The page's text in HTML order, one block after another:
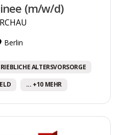
(m/w/d)
Berlin
ALTERSVORSORGE
... +10 MEHR